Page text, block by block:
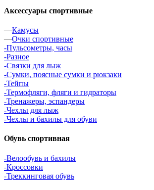
Аксессуары спортивные
—Камусы
—Очки спортивные
-Пульсометры, часы
-Разное
-Связки для лыж
-Сумки, поясные сумки и рюкзаки
-Тейпы
-Термофляги, фляги и гидраторы
-Тренажеры, эспандеры
-Чехлы для лыж
-Чехлы и бахилы для обуви
Обувь спортивная
-Велообувь и бахилы
-Кроссовки
-Треккинговая обувь